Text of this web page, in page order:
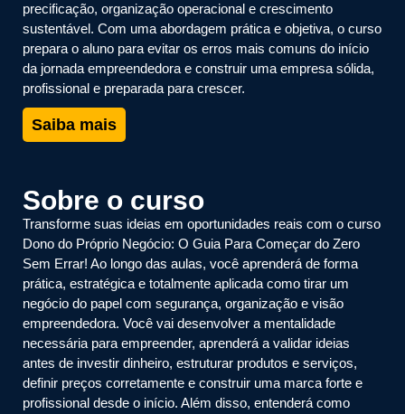
precificação, organização operacional e crescimento
sustentável. Com uma abordagem prática e objetiva, o curso
prepara o aluno para evitar os erros mais comuns do início
da jornada empreendedora e construir uma empresa sólida,
profissional e preparada para crescer.
Saiba mais
Sobre o curso
Transforme suas ideias em oportunidades reais com o curso
Dono do Próprio Negócio: O Guia Para Começar do Zero
Sem Errar! Ao longo das aulas, você aprenderá de forma
prática, estratégica e totalmente aplicada como tirar um
negócio do papel com segurança, organização e visão
empreendedora. Você vai desenvolver a mentalidade
necessária para empreender, aprenderá a validar ideias
antes de investir dinheiro, estruturar produtos e serviços,
definir preços corretamente e construir uma marca forte e
profissional desde o início. Além disso, entenderá como